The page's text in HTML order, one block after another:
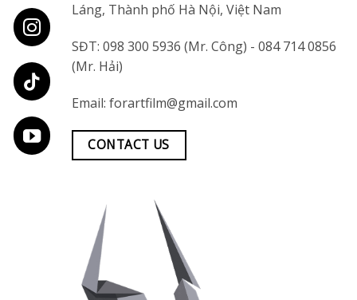
Láng, Thành phố Hà Nội, Việt Nam
SĐT: 098 300 5936 (Mr. Công) - 084 714 0856
(Mr. Hải)
Email: forartfilm@gmail.com
CONTACT US